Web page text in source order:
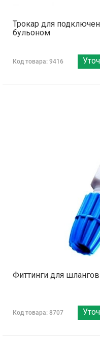
Трокар для
бульоном
Код товара: 9416
Фиттинги для
Код товара: 8707